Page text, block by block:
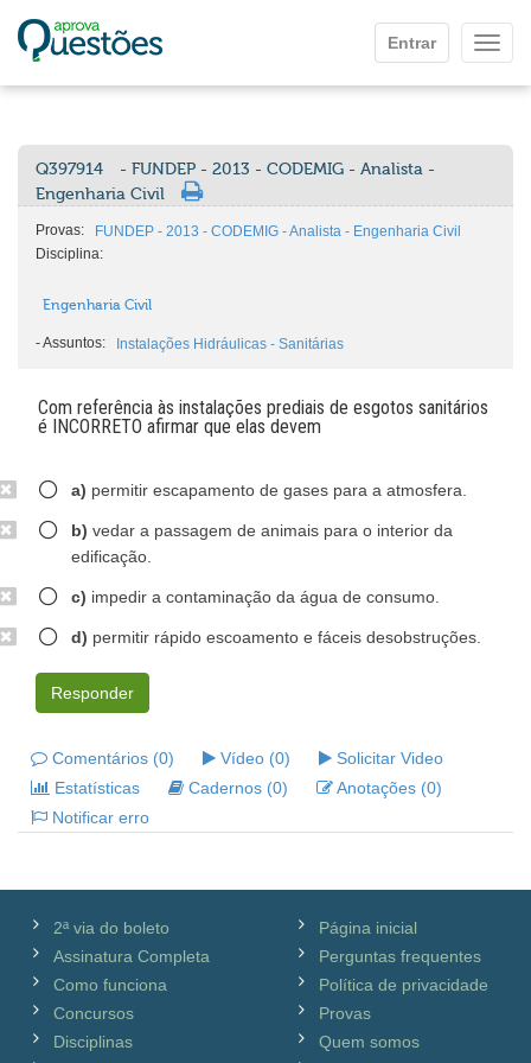
Entrar
Q397914
- FUNDEP - 2013 - CODEMIG - Analista -
Engenharia Civil
Provas:
FUNDEP - 2013 - CODEMIG - Analista - Engenharia Civil
Disciplina:
Engenharia Civil
-Assuntos: Instalações Hidráulicas - Sanitárias
Com referência às instalações prediais de esgotos sanitários
é INCORRETO afirmar que elas devem
a) permitir escapamento de gases para a atmosfera.
b) vedar a passagem de animais para o interior da
edificação.
c) impedir a contaminação da água de consumo.
d) permitir rápido escoamento e fáceis desobstruções.
Responder
Comentários (0) Vídeo (0)
Solicitar Video
Estatísticas
Cadernos (0)
Anotações (0)
Notificar erro
2ª via do boleto
Assinatura Completa
Como funciona
Concursos
Disciplinas
Página inicial
Perguntas frequentes
Política de privacidade
Provas
Quem somos